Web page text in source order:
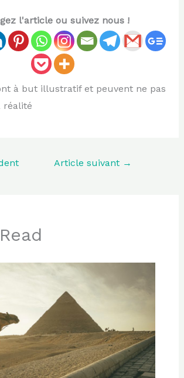
l'article ou suivez nous !
à but illustratif et peuvent ne pas
réalité
Article suivant →